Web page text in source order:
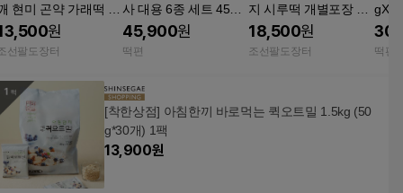
현미 곤약 가래떡 개
포장 식사대용 아침
용
원
선팔도장터
사 대용 6종 세트 45gX
60개 (2.7kg)
45,900원
떡편
지 시루떡 개별포장 식
사대용 아침대용
18,500원
조선팔도장터
사대
장
떡편
[착한상점] 아침한끼 바로먹는 퀵오트밀 1.5kg (50
g*30개) 1팩
13,900원